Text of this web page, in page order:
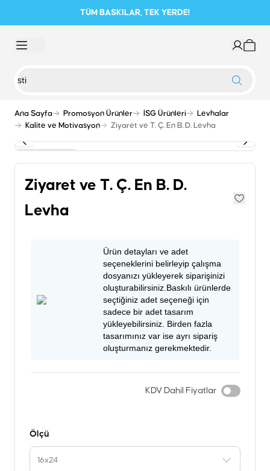
TÜM BASKILAR, TEK YERDE!
Ana Sayfa Promosyon Ürünler İSG Ürünleri
Levhalar
Kalite ve Motivasyon
Ziyaret ve T. Ç. En B. D. Levha
Ziyaret ve T. Ç. En B. D.
Levha
Ürün detayları ve adet
seçeneklerini belirleyip çalışma
dosyanızı yükleyerek siparişinizi
oluşturabilirsiniz.Baskılı ürünlerde
seçtiğiniz adet seçeneği için
sadece bir adet tasarım
yükleyebilirsiniz. Birden fazla
tasarımınız var ise ayrı sipariş
oluşturmanız gerekmektedir.
KDV Dahil Fiyatlar
Ölçü
16x24